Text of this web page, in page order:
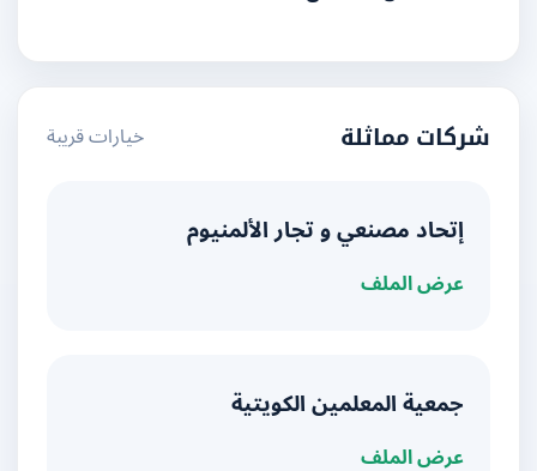
شركات مماثلة خيارات قريبة
إتحاد مصنعي و تجار الألمنيوم
عرض الملف
جمعية المعلمين الكويتية
عرض الملف